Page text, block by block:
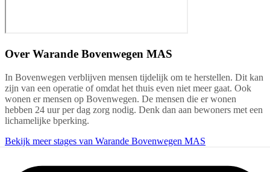
Over Warande Bovenwegen MAS
In Bovenwegen verblijven mensen tijdelijk om te herstellen. Dit kan
zijn van een operatie of omdat het thuis even niet meer gaat. Ook
wonen er mensen op Bovenwegen. De mensen die er wonen
hebben 24 uur per dag zorg nodig. Denk dan aan bewoners met een
lichamelijke bperking.
Bekijk meer stages van Warande Bovenwegen MAS